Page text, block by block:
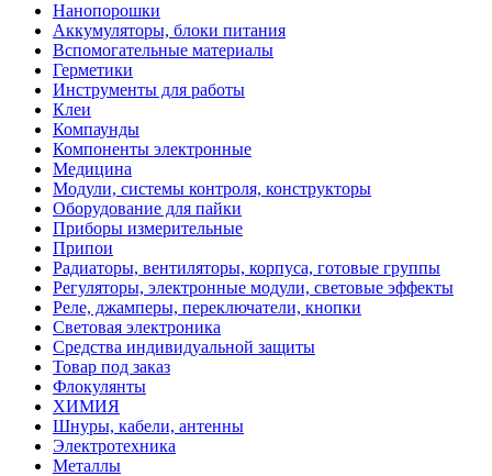
Нанопорошки
Аккумуляторы, блоки питания
Вспомогательные материалы
Герметики
Инструменты для работы
Клеи
Компаунды
Компоненты электронные
Медицина
Модули, системы контроля, конструкторы
Оборудование для пайки
Приборы измерительные
Припои
Радиаторы, вентиляторы, корпуса, готовые группы
Регуляторы, электронные модули, световые эффекты
Реле, джамперы, переключатели, кнопки
Световая электроника
Средства индивидуальной защиты
Товар под заказ
Флокулянты
ХИМИЯ
Шнуры, кабели, антенны
Электротехника
Металлы